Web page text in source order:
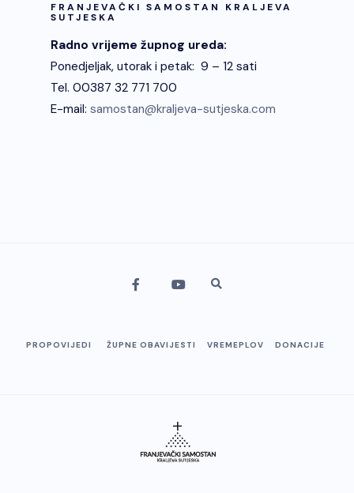
FRANJEVAČKI SAMOSTAN KRALJEVA
SUTJESKA
Radno vrijeme župnog ureda:
Ponedjeljak, utorak i petak: 9 – 12 sati
Tel. 00387 32 771 700
E-mail: samostan@kraljeva-sutjeska.com
PROPOVIJEDI ŽUPNE OBAVIJESTI VREMEPLOV DONACIJE